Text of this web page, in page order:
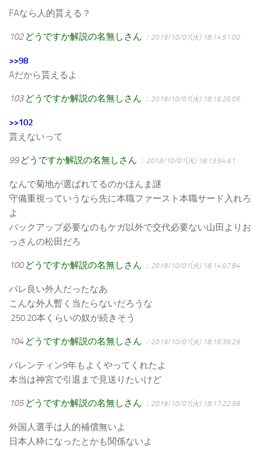
FAなら人的貰える？
102 どうですか解説の名無しさん ：2019/10/01(火) 18:14:51.00
>>98
Aだから貰えるよ
103 どうですか解説の名無しさん ：2019/10/01(火) 18:16:25.05
>>102
貰えないって
99 どうですか解説の名無しさん ：2019/10/01(火) 18:13:54.61
なんで菊地が選ばれてるのかほんま謎
守備重視っていうなら先に本職ファースト本職サード入れろ
よ
バックアップ必要なのもケガ以外で交代必要ない山田よりお
っさんの松田だろ
100 どうですか解説の名無しさん ：2019/10/01(火) 18:14:07.84
バレ良い外人だったなあ
こんな外人暫く当たらないだろうな
.250 20本くらいの奴が続きそう
104 どうですか解説の名無しさん ：2019/10/01(火) 18:16:39.29
バレンティン9年もよくやってくれたよ
本当は神宮で引退まで見送りたいけど
105 どうですか解説の名無しさん ：2019/10/01(火) 18:17:22.99
外国人選手は人的補償無いよ
日本人枠になったとかも関係ないよ